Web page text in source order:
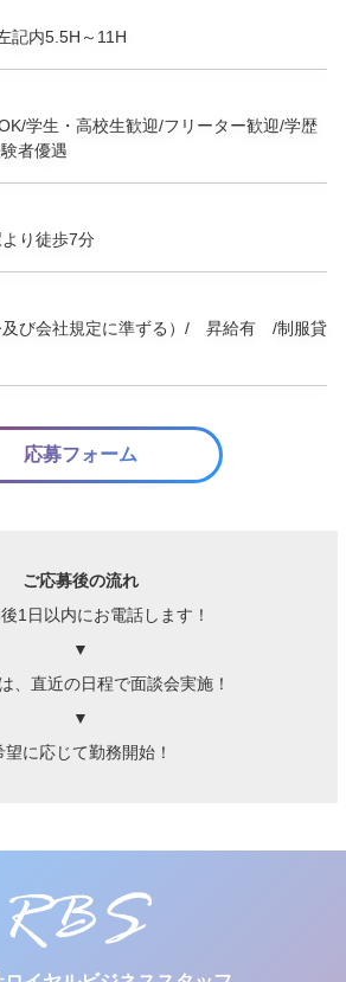
内5.5H～11H
学生・高校生歓迎/フリーター歓迎/学歴
者優遇
り徒歩7分
及び会社規定に準ずる）/ 昇給有 /制服貸
応募フォーム
ご応募後の流れ
1日以内にお電話します！
▼
、直近の日程で面談会実施！
▼
望に応じて勤務開始！